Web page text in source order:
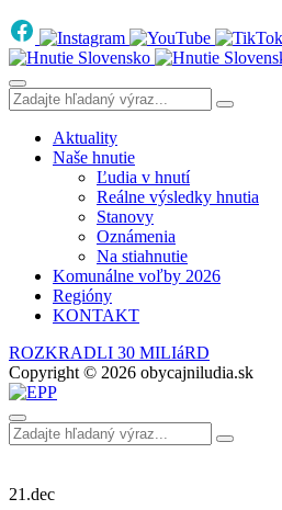
Aktuality
Naše hnutie
Ľudia v hnutí
Reálne výsledky hnutia
Stanovy
Oznámenia
Na stiahnutie
Komunálne voľby 2026
Regióny
KONTAKT
ROZKRADLI 30 MILIáRD
Copyright © 2026 obycajniludia.sk
21.dec